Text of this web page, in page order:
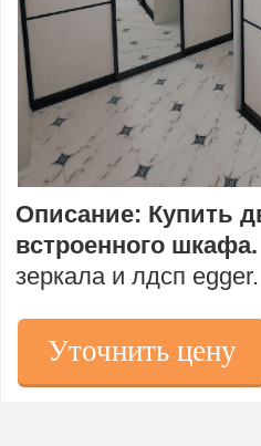
Уточнить цену
Описание: Купить
встроенного шкафа.
зеркала и лдсп egger.